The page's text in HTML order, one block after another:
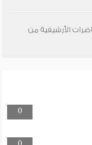
الأرشيفية من
0